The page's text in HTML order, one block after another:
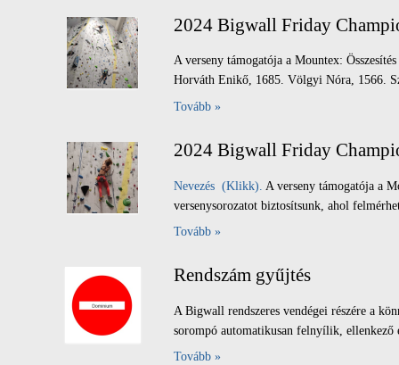
2024 Bigwall Friday
A verseny támogatója a Mountex:
Horváth Enikő, 1685. Völgyi Nóra, 1566.
Tovább »
2024 Bigwall Friday
Nevezés (Klikk). A verseny támogatója a
versenysorozatot biztosítsunk, ahol
Tovább »
Rendszám gyűjtés
A Bigwall rendszeres vendégei részére a
sorompó automatikusan felnyílik, ellenkező
Tovább »